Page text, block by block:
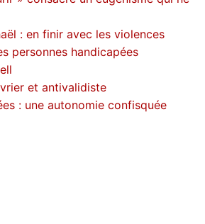
: en finir avec les violences
personnes handicapées
et antivalidiste
: une autonomie confisquée